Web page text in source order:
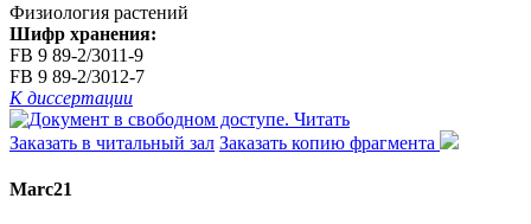
Физиология растений
Шифр хранения:
FB 9 89-2/3011-9
FB 9 89-2/3012-7
К диссертации
Читать
Заказать в читальный зал Заказать копию фрагмента
Marc21